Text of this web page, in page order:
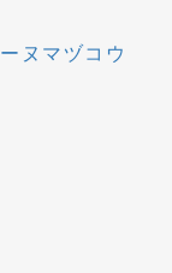
ヌマヅコウ